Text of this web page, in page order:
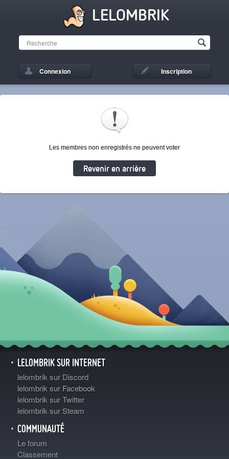
LELOMBRIK
Connexion Inscription
Les membres non enregistrés ne peuvent voter
Revenir en arrière
LELOMBRIK SUR INTERNET
lelombrik sur Discord
lelombrik sur Facebook
lelombrik sur Twitter
lelombrik sur Steam
COMMUNAUTÉ
Le forum
Classement